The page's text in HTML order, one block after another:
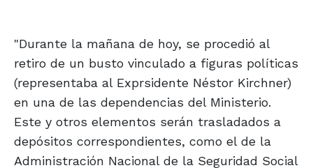
"Durante la mañana de hoy, se procedió al
retiro de un busto vinculado a figuras políticas
(representaba al Exprsidente Néstor Kirchner)
en una de las dependencias del Ministerio.
Este y otros elementos serán trasladados a
depósitos correspondientes, como el de la
Administración Nacional de la Seguridad Social